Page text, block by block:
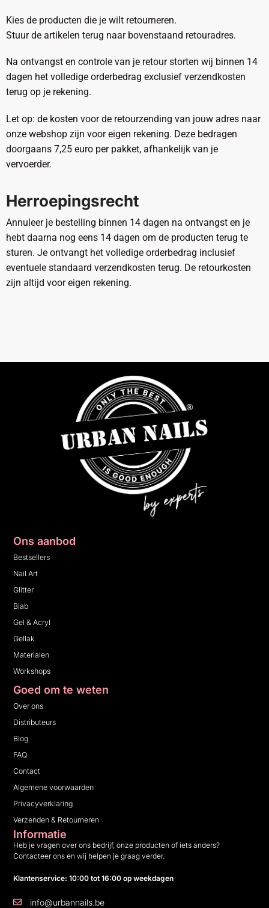
Kies de producten die je wilt retourneren.
Stuur de artikelen terug naar bovenstaand retouradres.
Na ontvangst en controle van je retour storten wij binnen 14
dagen het volledige orderbedrag exclusief verzendkosten
terug op je rekening.
Let op: de kosten voor de retourzending van jouw adres naar
onze webshop zijn voor eigen rekening. Deze bedragen
doorgaans 7,25 euro per pakket, afhankelijk van je
vervoerder.
Herroepingsrecht
Annuleer je bestelling binnen 14 dagen na ontvangst en je
hebt daarna nog eens 14 dagen om de producten terug te
sturen. Je ontvangt het volledige orderbedrag inclusief
eventuele standaard verzendkosten terug. De retourkosten
zijn altijd voor eigen rekening.
Ons aanbod
Bestsellers
Nail Art
Glitter
Biab
Gel & Acryl
Gellak
Materialen
Workshops
Goed om te weten
Over ons
Distributeurs
Blog
FAQ
Contact
Algemene voorwaarden
Privacyverklaring
Verzenden & Retourneren
Informatie
Heb je vragen over ons bedrijf, onze producten of iets anders?
Contacteer ons en wij helpen je graag verder.
Klantenservice: 10:00 tot 16:00 op weekdagen
info@urbannails.be